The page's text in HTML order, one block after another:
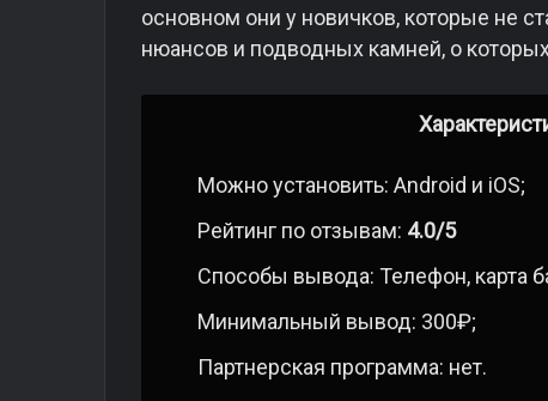
основном они у новичков, которые не
нюансов и подводных камней, о
Можно установить: Android и iOS;
Рейтинг по отзывам: 4.0/5
Способы вывода: Телефон, карта
Минимальный вывод: 300₽;
Партнерская программа: нет.